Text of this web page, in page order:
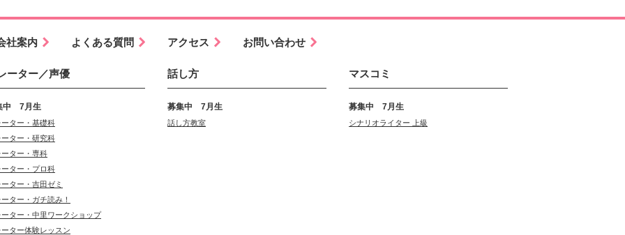
社案内 よくある質問 アクセス お問い合わせ
ーター／声優
中 7月生
ーター・基礎科
ーター・研究科
ーター・専科
ーター・プロ科
ター・吉田ゼミ
ター・ガチ読み！
ーター・中里ワークショップ
ター体験レッスン
話し方
募集中 7月生
話し方教室
マスコミ
募集中 7月生
シナリオライター 上級